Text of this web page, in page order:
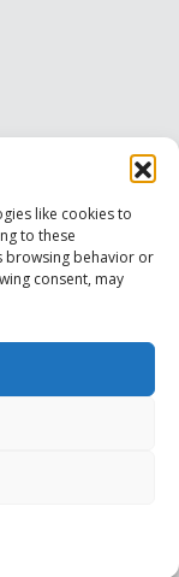
like cookies to
to these
browsing behavior or
consent, may